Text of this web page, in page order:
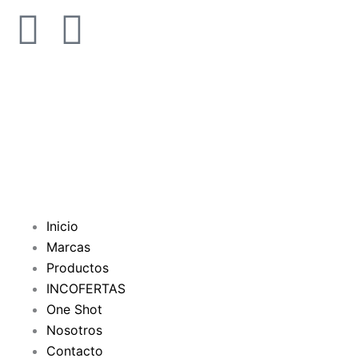
F
o
o
k
Y
b
e
Inicio
Marcas
Productos
INCOFERTAS
One Shot
Nosotros
Contacto